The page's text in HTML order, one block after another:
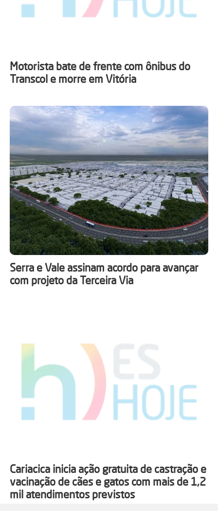
Motorista bate de frente com ônibus do
Transcol e morre em Vitória
Serra e Vale assinam acordo para avançar
com projeto da Terceira Via
Cariacica inicia ação gratuita de castração e
vacinação de cães e gatos com mais de 1,2
mil atendimentos previstos